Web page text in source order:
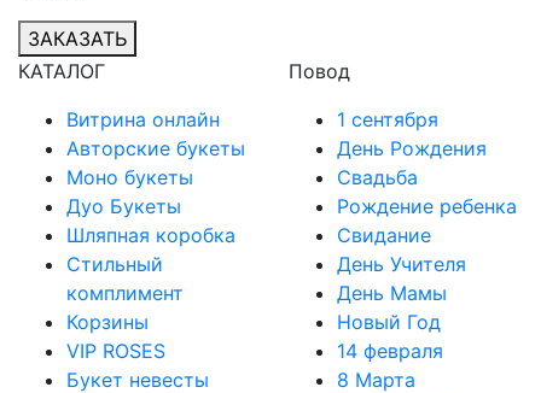
ЗАКАЗАТЬ
КАТАЛОГ
Витрина онлайн
Авторские букеты
Моно букеты
Дуо Букеты
Шляпная коробка
Стильный
комплимент
Корзины
VIP ROSES
Букет невесты
Повод
1 сентября
День Рождения
Cвадьба
Рождение ребенка
Свидание
День Учителя
День Мамы
Новый Год
14 февраля
8 Марта